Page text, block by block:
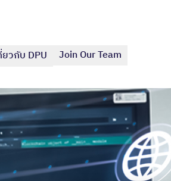
ยวกับ DPU Join Our Team